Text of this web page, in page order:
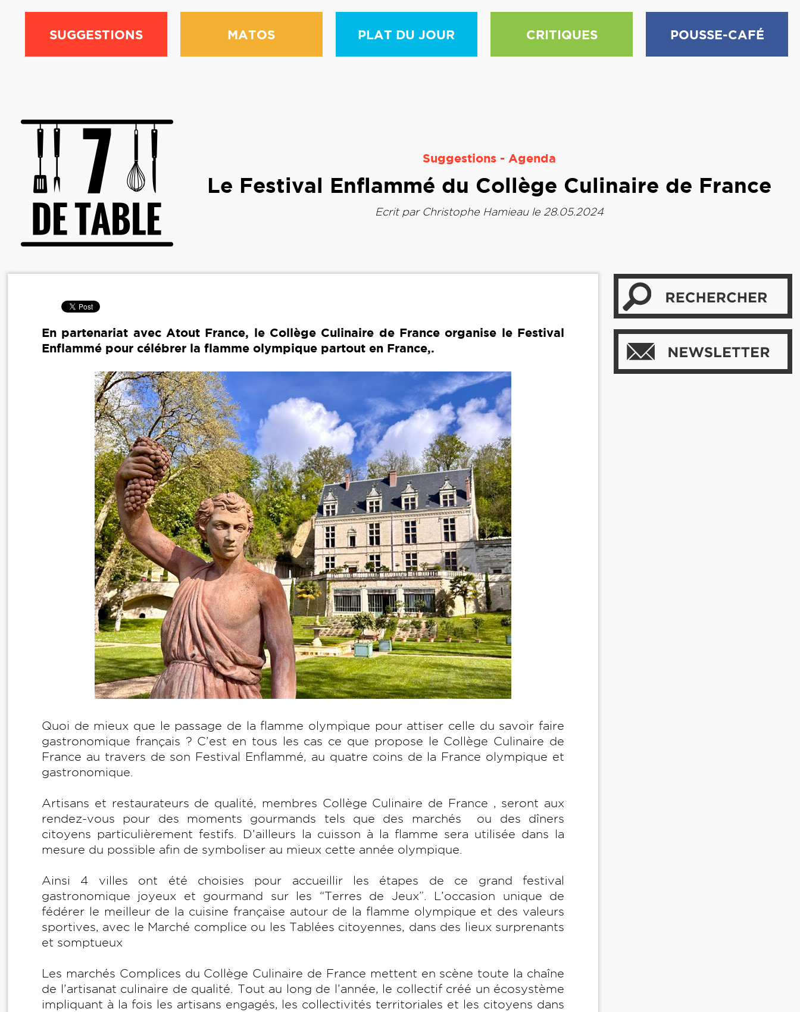
SUGGESTIONS MATOS PLAT DU JOUR CRITIQUES POUSSE-CAFÉ
Suggestions - Agenda
Le Festival Enflammé du Collège Culinaire de France
Ecrit par Christophe Hamieaule 28.05.2024
En partenariat avec Atout France, le Collège Culinaire de France organise le Festival
Enflammé pour célébrer la flamme olympique partout en France,.
Quoi de mieux que le passage de la flamme olympique pour attiser celle du savoir faire
gastronomique français ? C’est en tous les cas ce que propose le Collège Culinaire de
France au travers de son Festival Enflammé, au quatre coins de la France olympique et
gastronomique.
Artisans et restaurateurs de qualité, membres Collège Culinaire de France , seront aux
rendez-vous pour des moments gourmands tels que des marchés ou des dîners
citoyens particulièrement festifs. D’ailleurs la cuisson à la flamme sera utilisée dans la
mesure du possible afin de symboliser au mieux cette année olympique.
Ainsi 4 villes ont été choisies pour accueillir les étapes de ce grand festival
gastronomique joyeux et gourmand sur les “Terres de Jeux”. L’occasion unique de
fédérer le meilleur de la cuisine française autour de la flamme olympique et des valeurs
sportives, avec le Marché complice ou les Tablées citoyennes, dans des lieux surprenants
et somptueux
Les marchés Complices du Collège Culinaire de France mettent en scène toute la chaîne
de l’artisanat culinaire de qualité. Tout au long de l’année, le collectif créé un écosystème
impliquant à la fois les artisans engagés, les collectivités territoriales et les citoyens dans